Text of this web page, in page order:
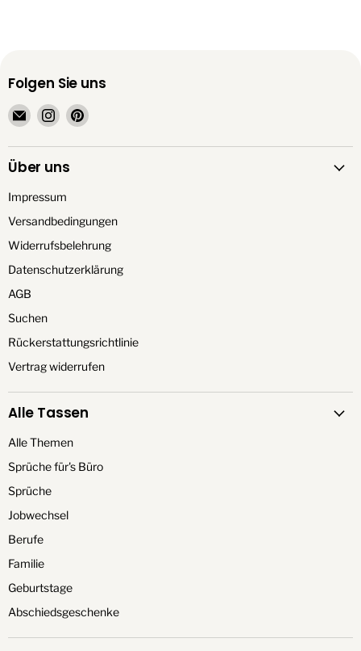
Folgen Sie uns
Email
TrendationStore
Finden
Sie
uns
auf
Finden
uns
Über uns
Impressum
Versandbedingungen
Widerrufsbelehrung
Datenschutzerklärung
AGB
Suchen
Rückerstattungsrichtlinie
Vertrag widerrufen
Alle Tassen
Alle Themen
Sprüche für's Büro
Sprüche
Jobwechsel
Berufe
Familie
Geburtstage
Abschiedsgeschenke